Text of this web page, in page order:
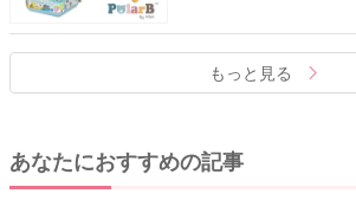
もっと見る
あなたにおすすめの記事